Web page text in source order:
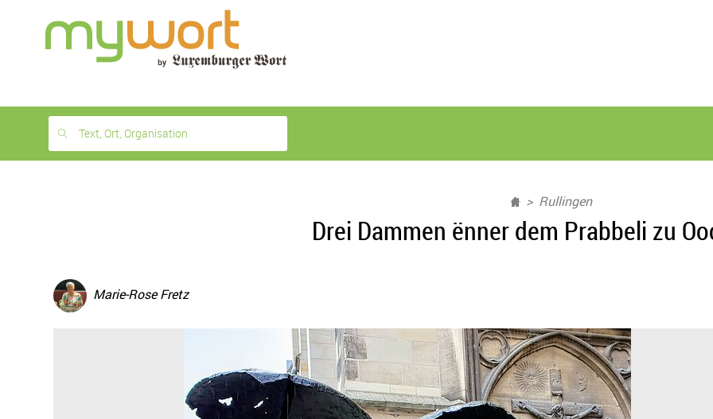
month
free
Text, Ort, Organisation
Rullingen
Drei Dammen ënner dem Prabbeli zu
Marie-Rose Fretz